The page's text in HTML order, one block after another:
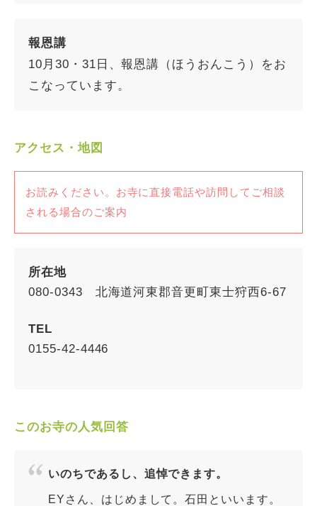
報恩講
10月30・31日、報恩講（ほうおんこう）をお
こなっています。
アクセス・地図
お読みください。お寺に直接電話や訪問してご相談
される場合のご案内
所在地
080-0343 北海道河東郡音更町東士狩西6-67
TEL
0155-42-4446
このお寺の人気回答
いのちであるし、追悼できます。
EYさん、はじめまして。石田といいます。